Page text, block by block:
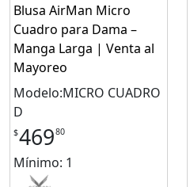
Blusa AirMan Micro
Cuadro para Dama –
Manga Larga | Venta al
Mayoreo
Modelo:MICRO CUADRO
D
$46980
Mínimo: 1